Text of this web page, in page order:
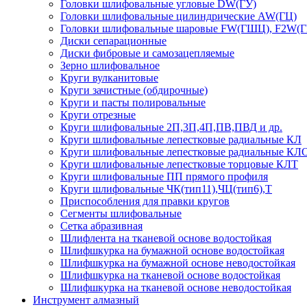
Головки шлифовальные угловые DW(ГУ)
Головки шлифовальные цилиндрические AW(ГЦ)
Головки шлифовальные шаровые FW(ГШЦ),
Диски сепарационные
Диски фибровые и самозацепляемые
Зерно шлифовальное
Круги вулканитовые
Круги зачистные (обдирочные)
Круги и пасты полировальные
Круги отрезные
Круги шлифовальные 2П,3П,4П,ПВ,ПВД и др.
Круги шлифовальные лепестковые радиальные КЛ
Круги шлифовальные лепестковые радиальные
Круги шлифовальные лепестковые торцовые КЛТ
Круги шлифовальные ПП прямого профиля
Круги шлифовальные ЧК(тип11),ЧЦ(тип6),Т
Приспособления для правки кругов
Сегменты шлифовальные
Сетка абразивная
Шлифлента на тканевой основе водостойкая
Шлифшкурка на бумажной основе водостойкая
Шлифшкурка на бумажной основе неводостойкая
Шлифшкурка на тканевой основе водостойкая
Шлифшкурка на тканевой основе неводостойкая
Инструмент алмазный